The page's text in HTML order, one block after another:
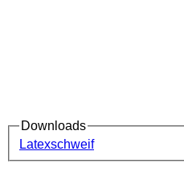
Downloads
Latexschweif